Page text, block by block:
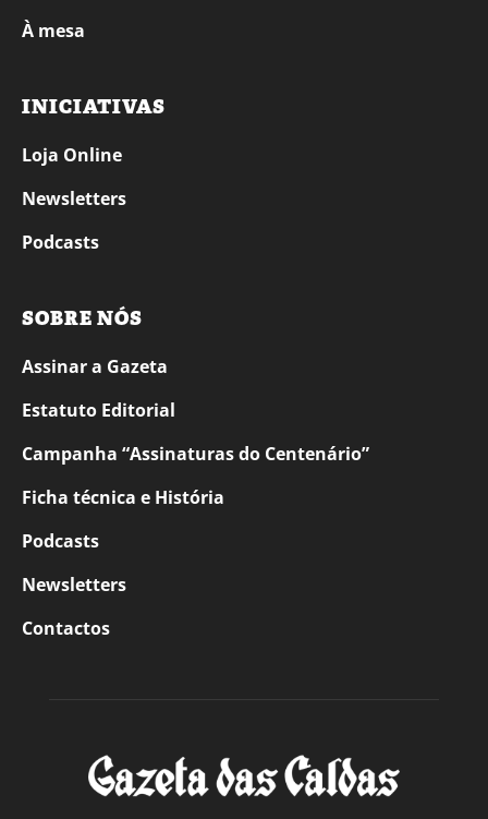
À mesa
INICIATIVAS
Loja Online
Newsletters
Podcasts
SOBRE NÓS
Assinar a Gazeta
Estatuto Editorial
Campanha “Assinaturas do Centenário”
Ficha técnica e História
Podcasts
Newsletters
Contactos